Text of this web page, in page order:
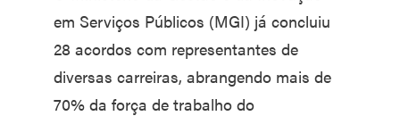
em Serviços Públicos (MGI) já concluiu
28 acordos com representantes de
diversas carreiras, abrangendo mais de
70% da força de trabalho do